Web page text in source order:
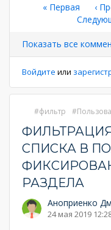
Нумерация
страниц
Первая
страница
« Первая ←
‹
Показать все
Войдите или
фильтр
СПИСКА В
РАЗДЕЛА
Аноприенко
24 мая 2019